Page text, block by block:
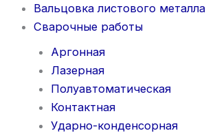
Вальцовка листового металла
Сварочные работы
Аргонная
Лазерная
Полуавтоматическая
Контактная
Ударно-конденсорная